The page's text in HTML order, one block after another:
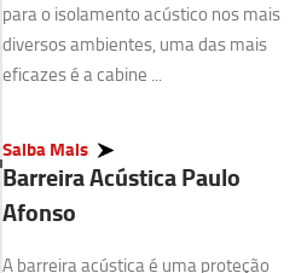
para o isolamento acústico nos mais
diversos ambientes, uma das mais
eficazes é a cabine ...
Saiba Mais
Barreira Acústica Paulo
Afonso
A barreira acústica é uma proteção